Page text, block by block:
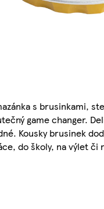
s brusinkami,
game changer.
Kousky brusinek
do školy, na výlet či